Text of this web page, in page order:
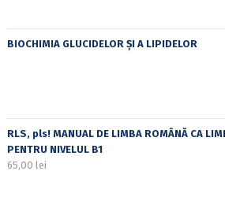
BIOCHIMIA GLUCIDELOR ȘI A LIPIDELOR
RLS, pls! MANUAL DE LIMBA ROMÂNĂ CA
PENTRU NIVELUL B1
65,00 lei